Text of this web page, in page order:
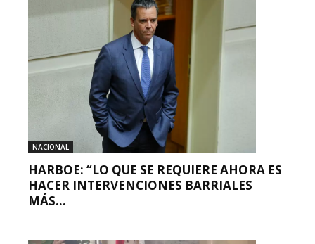
NACIONAL
HARBOE: “LO QUE SE REQUIERE AHORA ES
HACER INTERVENCIONES BARRIALES
MÁS...